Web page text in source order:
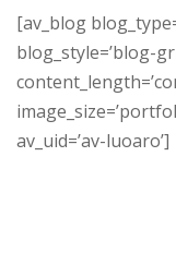
[av_blog
blog_style=’blog-
av_uid=’av-luoaro’]